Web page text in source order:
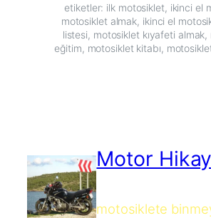
etiketler: ilk motosiklet, ikinci el
motosiklet almak, ikinci el
listesi, motosiklet kıyafeti
eğitim, motosiklet kitabı,
Motor
motosiklete